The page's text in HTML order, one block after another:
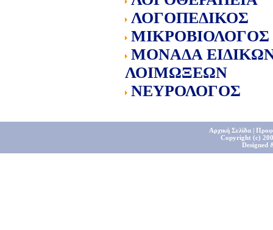
ΛΟΓΟΠΕΔΙΚΟΣ
ΜΙΚΡΟΒΙΟΛΟΓΟΣ
ΜΟΝΑΔΑ
ΛΟΙΜΩΞΕΩΝ
ΝΕΥΡΟΛΟΓΟΣ
Αρχική Σελίδα|
Copyright (c)
Designed